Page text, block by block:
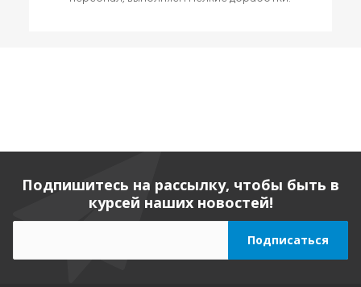
Подпишитесь на рассылку, чтобы быть в
курсей наших новостей!